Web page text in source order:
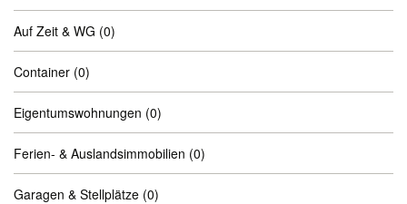
Auf Zeit & WG (0)
Container (0)
Eigentumswohnungen (0)
Ferien- & Auslandsimmobilien (0)
Garagen & Stellplätze (0)